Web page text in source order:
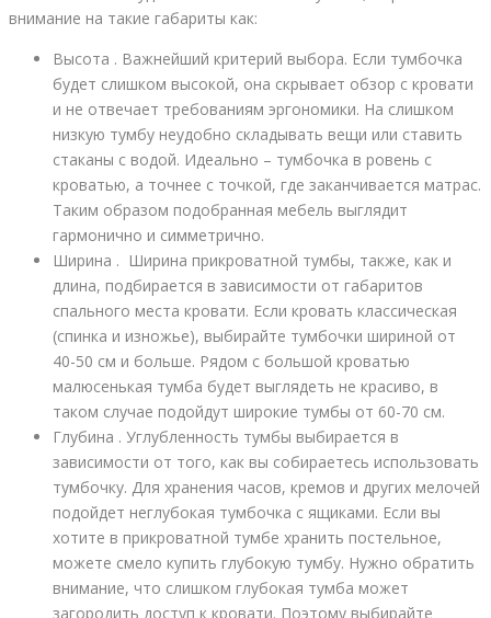
внимание на такие габариты как:
Высота . Важнейший критерий выбора. Если тумбочка
будет слишком высокой, она скрывает обзор с кровати
и не отвечает требованиям эргономики. На слишком
низкую тумбу неудобно складывать вещи или ставить
стаканы с водой. Идеально – тумбочка в ровень с
кроватью, а точнее с точкой, где заканчивается матрас.
Таким образом подобранная мебель выглядит
гармонично и симметрично.
Ширина . Ширина прикроватной тумбы, также, как и
длина, подбирается в зависимости от габаритов
спального места кровати. Если кровать классическая
(спинка и изножье), выбирайте тумбочки шириной от
40-50 см и больше. Рядом с большой кроватью
малюсенькая тумба будет выглядеть не красиво, в
таком случае подойдут широкие тумбы от 60-70 см.
Глубина . Углубленность тумбы выбирается в
зависимости от того, как вы собираетесь использовать
тумбочку. Для хранения часов, кремов и других мелочей
подойдет неглубокая тумбочка с ящиками. Если вы
хотите в прикроватной тумбе хранить постельное,
можете смело купить глубокую тумбу. Нужно обратить
внимание, что слишком глубокая тумба может
загородить доступ к кровати. Поэтому выбирайте